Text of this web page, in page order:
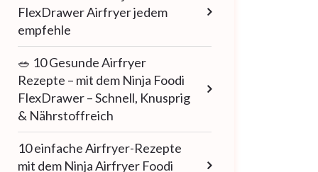
FlexDrawer Airfryer jedem
empfehle
🥗 10 Gesunde Airfryer
Rezepte – mit dem Ninja Foodi
FlexDrawer – Schnell, Knusprig
& Nährstoffreich
10 einfache Airfryer-Rezepte
mit dem Ninja Airfryer Foodi